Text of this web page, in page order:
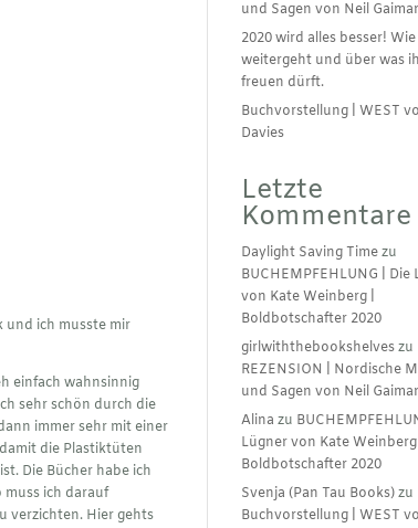
und ich musste mir
einfach wahnsinnig
sehr schön durch die
immer sehr mit einer
die Plastiktüten
Die Bücher habe ich
muss ich darauf
verzichten. Hier gehts
und Sagen von Neil
2020 wird alles besser!
weitergeht und über was
freuen dürft.
Buchvorstellung | WEST
Davies
Letzte
Kommentare
Daylight Saving Timezu
BUCHEMPFEHLUNG | Die
von Kate Weinberg |
Boldbotschafter 2020
girlwiththebookshelveszu
REZENSION | Nordische
und Sagen von Neil
Alina zu
Lügner von Kate Weinberg |
Boldbotschafter 2020
Svenja (Pan Tau Books)zu
Buchvorstellung | WEST